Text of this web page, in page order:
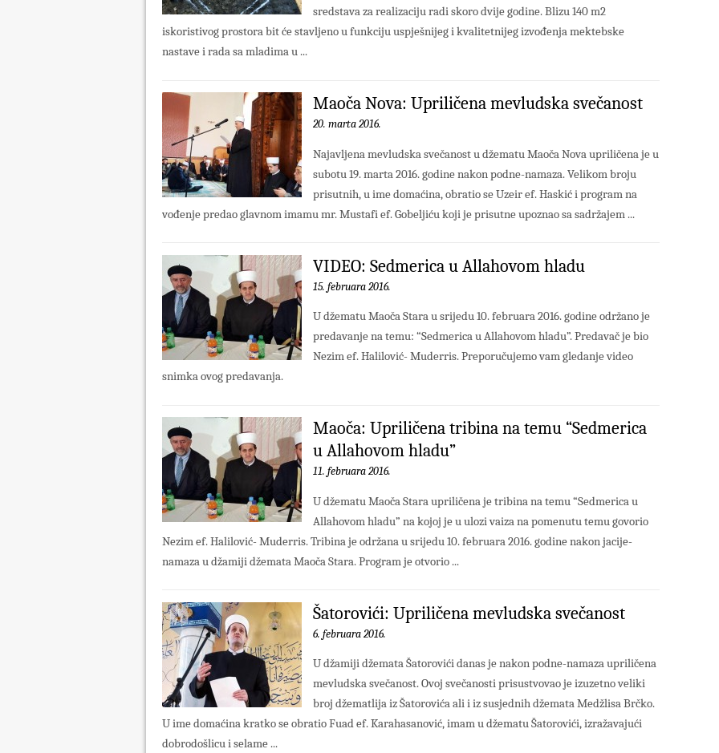
sredstava za realizaciju radi skoro dvije godine. Blizu 140 m2
iskoristivog prostora bit će stavljeno u funkciju uspješnijeg i kvalitetnijeg izvođenja mektebske
nastave i rada sa mladima u ...
Maoča Nova: Upriličena mevludska svečanost
20. marta 2016.
Najavljena mevludska svečanost u džematu Maoča Nova upriličena je u
subotu 19. marta 2016. godine nakon podne-namaza. Velikom broju
prisutnih, u ime domaćina, obratio se Uzeir ef. Haskić i program na
vođenje predao glavnom imamu mr. Mustafi ef. Gobeljiću koji je prisutne upoznao sa sadržajem ...
VIDEO: Sedmerica u Allahovom hladu
15. februara 2016.
U džematu Maoča Stara u srijedu 10. februara 2016. godine održano je
predavanje na temu: “Sedmerica u Allahovom hladu”. Predavač je bio
Nezim ef. Halilović- Muderris. Preporučujemo vam gledanje video
snimka ovog predavanja.
Maoča: Upriličena tribina na temu “Sedmerica
u Allahovom hladu”
11. februara 2016.
U džematu Maoča Stara upriličena je tribina na temu “Sedmerica u
Allahovom hladu” na kojoj je u ulozi vaiza na pomenutu temu govorio
Nezim ef. Halilović- Muderris. Tribina je održana u srijedu 10. februara 2016. godine nakon jacije-
namaza u džamiji džemata Maoča Stara. Program je otvorio ...
Šatorovići: Upriličena mevludska svečanost
6. februara 2016.
U džamiji džemata Šatorovići danas je nakon podne-namaza upriličena
mevludska svečanost. Ovoj svečanosti prisustvovao je izuzetno veliki
broj džematlija iz Šatorovića ali i iz susjednih džemata Medžlisa Brčko.
U ime domaćina kratko se obratio Fuad ef. Karahasanović, imam u džematu Šatorovići, izražavajući
dobrodošlicu i selame ...